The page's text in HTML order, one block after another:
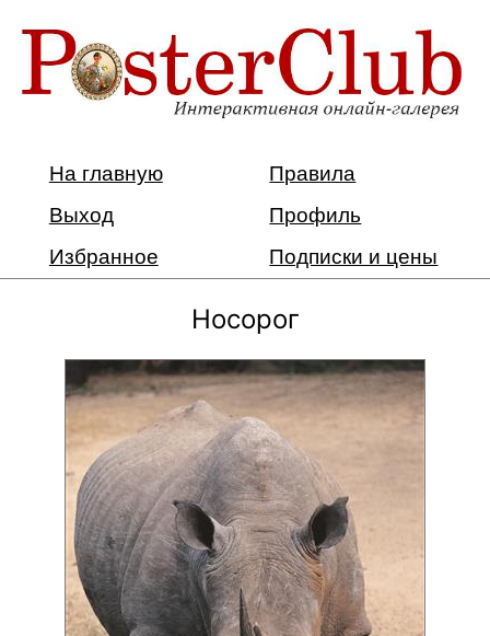
На главную
Правила
Выход
Профиль
Избранное
Подписки и цены
Носорог